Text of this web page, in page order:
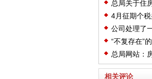
总局关于住
4月征期个税
公司处理了
“不复存在”
总局网站：
不会追缴房
相关评论